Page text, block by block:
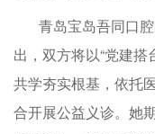
青岛宝岛吾同口
出，双方将以“党建
共学夯实根基，依托
合开展公益义诊。她